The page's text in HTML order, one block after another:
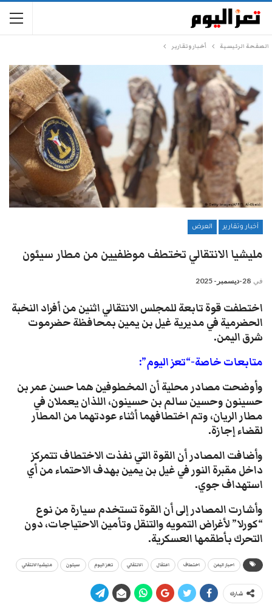
الصفحة الرئيسية أخبار وتقارير
أخبار وتقارير العرض
مليشيا الانتقالي تختطف موظفيين من مطار سيئون
في 28-ديسمبر- 2025
اختطفت قوة تابعة للمجلس الانتقالي اثنين من أفراد النخبة
الحضرمية في مديرية غيل بن يمين بمحافظة حضرموت
شرق اليمن.
متابعات خاصة-“تعز اليوم”:
وأوضحت مصادر محلية أن المخطوفين هما حسن عمر بن
حسينون وحسين سالم بن حسينون، اللذان يعملان في
مطار الريان، وتم اختطافهما أثناء عودتهما من المطار
لقضاء إجازة.
وأضافت المصادر أن القوة التي نفذت الاختطاف تتمركز
داخل مقبرة النور في غيل بن يمين بهدف الاحتماء من أي
استهداف جوي.
وأشارت المصادر إلى أن القوة تستخدم سيارة من نوع
“كورلا” لأغراض التمويه والتنقل وتأمين الاحتياجات، دون
التحرك بأطقمها العسكرية.
احبار اليمن اختطاف اعتقال الانتقالي تعز اليوم سيئون مليشيا الانتقالي
شارك